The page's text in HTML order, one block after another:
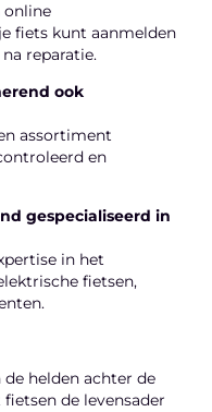
online
fiets kunt aanmelden
reparatie.
ook
assortiment
en
gespecialiseerd in
in het
fietsen,
helden achter de
de levensader